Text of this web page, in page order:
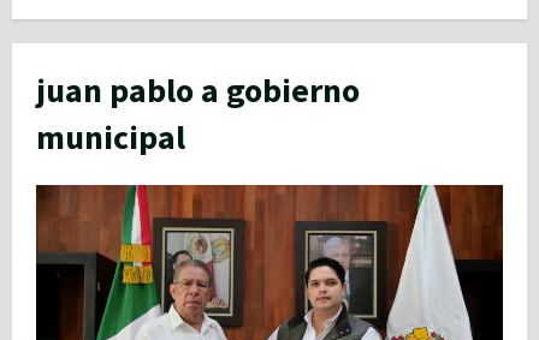
juan pablo a gobierno
municipal